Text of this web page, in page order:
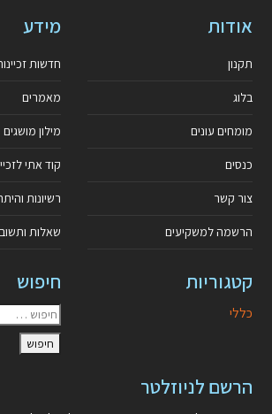
אודות
תקנון
בלוג
מומחים עונים
כנסים
צור קשר
הרשמה למשקיעים
מידע
חדשות
מאמרים
מילון מושגים
קוד אתי
רשיונות
שאלות
קטגוריות
כללי
חיפוש
הרשם לניוזלטר